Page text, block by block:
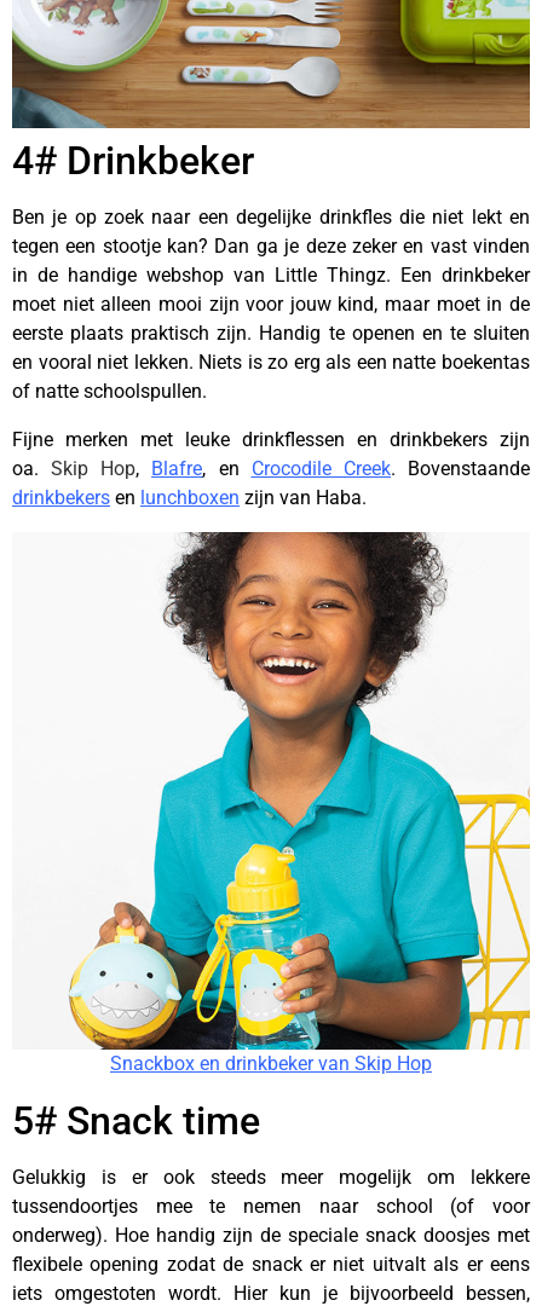
4# Drinkbeker
Ben je op zoek naar een degelijke drinkfles die niet lekt en
tegen een stootje kan? Dan ga je deze zeker en vast vinden
in de handige webshop van Little Thingz. Een drinkbeker
moet niet alleen mooi zijn voor jouw kind, maar moet in de
eerste plaats praktisch zijn. Handig te openen en te sluiten
en vooral niet lekken. Niets is zo erg als een natte boekentas
of natte schoolspullen.
Fijne merken met leuke drinkflessen en drinkbekers zijn
oa.Skip Hop, Blafre, en Crocodile Creek. Bovenstaande
drinkbekers en lunchboxen zijn van Haba.
Snackbox en drinkbeker van Skip Hop
5# Snack time
Gelukkig is er ook steeds meer mogelijk om lekkere
tussendoortjes mee te nemen naar school (of voor
onderweg). Hoe handig zijn de speciale snack doosjes met
flexibele opening zodat de snack er niet uitvalt als er eens
iets omgestoten wordt. Hier kun je bijvoorbeeld bessen,